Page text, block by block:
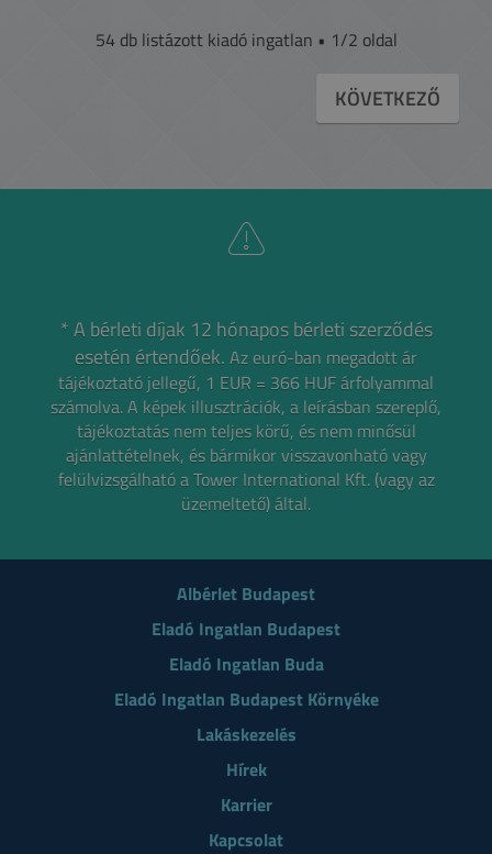
54 db listázott kiadó ingatlan • 1/2 oldal
KÖVETKEZŐ
* A bérleti díjak 12 hónapos bérleti szerződés
esetén értendőek. Az euró-ban megadott ár
tájékoztató jellegű, 1 EUR = 366 HUF árfolyammal
számolva.A képek illusztrációk, a leírásban szereplő,
tájékoztatás nem teljes körű, és nem minősül
ajánlattételnek, és bármikor visszavonható vagy
felülvizsgálható a Tower International Kft. (vagy az
üzemeltető) által.
Albérlet Budapest
Eladó Ingatlan Budapest
Eladó Ingatlan Buda
Eladó Ingatlan Budapest Környéke
Lakáskezelés
Hírek
Karrier
Kapcsolat